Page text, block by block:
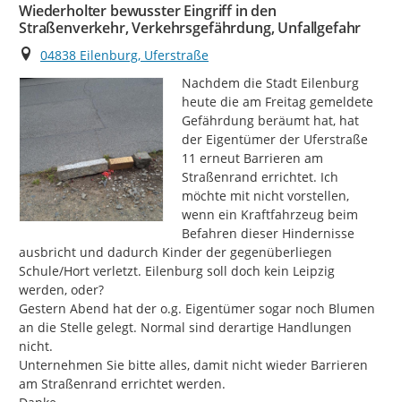
Wiederholter bewusster Eingriff in den
Straßenverkehr, Verkehrsgefährdung, Unfallgefahr
Ort
04838 Eilenburg, Uferstraße
Nachdem die Stadt Eilenburg
heute die am Freitag gemeldete
Gefährdung beräumt hat, hat
der Eigentümer der Uferstraße
11 erneut Barrieren am
Straßenrand errichtet. Ich
möchte mit nicht vorstellen,
wenn ein Kraftfahrzeug beim
Befahren dieser Hindernisse
ausbricht und dadurch Kinder der gegenüberliegen
Schule/Hort verletzt. Eilenburg soll doch kein Leipzig
werden, oder?
Gestern Abend hat der o.g. Eigentümer sogar noch Blumen
an die Stelle gelegt. Normal sind derartige Handlungen
nicht.
Unternehmen Sie bitte alles, damit nicht wieder Barrieren
am Straßenrand errichtet werden.